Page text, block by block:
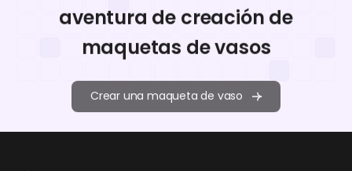
aventura de creación de
maquetas de vasos
Crear una maqueta de vaso